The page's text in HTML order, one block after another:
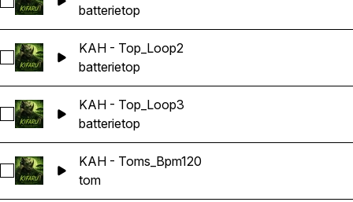
batterietop
Sélectionnez KAH - Top_Loop2
KAH - Top_Loop2
batterietop
Sélectionnez KAH - Top_Loop3
KAH - Top_Loop3
batterietop
Sélectionnez KAH - Toms_Bpm120
KAH - Toms_Bpm120
tom